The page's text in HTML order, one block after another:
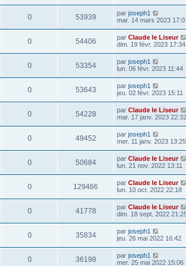
0 53939 par joseph1
mar. 14 mars 2023
0 54406 par Claude le Liseur
dim. 19 févr. 2023 17:34
0 53354 par joseph1
lun. 06 févr. 2023 11:44
0 53643 par joseph1
jeu. 02 févr. 2023 15:11
0 54228 par Claude le Liseur
mar. 17 janv. 2023 22:32
0 49452 par joseph1
mer. 11 janv. 2023 13:25
0 50684 par Claude le Liseur
lun. 21 nov. 2022 13:11
0 129466 par Claude le Liseur
lun. 10 oct. 2022 22:18
0 41778 par Claude le Liseur
dim. 18 sept. 2022
0 35834 par joseph1
jeu. 26 mai 2022 16:42
0 36198 par joseph1
mer. 25 mai 2022 15:06